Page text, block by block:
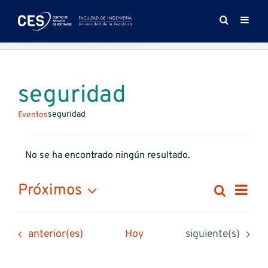
seguridad
Eventosseguridad
Eventos
Aviso
No se ha encontrado ningún resultado.
Buscar
Lista
Próximos
fecha.
Eventos
anterior(es) Hoy Eventos
siguiente(s)